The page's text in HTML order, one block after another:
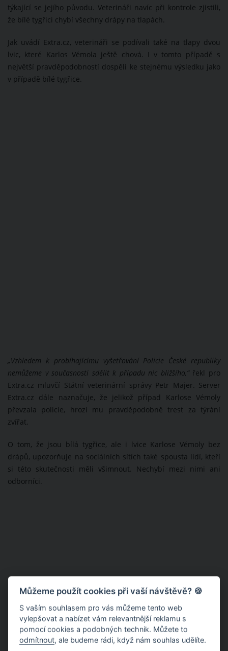
týkající se jejího původu. Veterináři navíc při kontrole zjistili,
že bílé tygřici chybí všechny drápy na tlapách.
Jak uvádí Extra.cz, veterináři se podívali také na tlapy dvou
lvic, které Karlos Vémola ještě chová. I v tomto případě s
největší pravděpodobností dospěli ke stejnému výsledku jako
v případě bílé tygřice.
„Vzhledem k probíhajícímu vyšetřování Policie České republiky
nemůžeme v současnosti sdělit k případu nic bližšího,“řekl pro
Extra.cz mluvčí Státní veterinární správy Petr Majer. Server
Extra.cz dále naznačuje, že jelikož případ Karlose Vémoly
převzala policie, hrozí mu pravděpodobně trest za týrání
zvířat.
O tom, že jsou bílá tygřice, ale i lvice Karlose Vémoly bez
drápů, upozorňuje na sociálních sítích také spousta lidí, kteří
si této skutečnosti měli všimnout. Nechybí mezi nimi ani
odborníci.
Můžeme použít cookies při vaší návštěvě? 🍪
S vaším souhlasem pro vás můžeme tento web
vylepšovat a nabízet vám relevantnější reklamu s
pomocí cookies a podobných technik. Můžete to
odmítnout, ale budeme rádi, když nám souhlas udělíte.